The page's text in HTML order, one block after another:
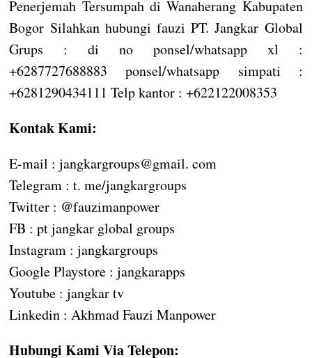
Penerjemah Tersumpah di Wanaherang Kabupaten
Bogor Silahkan hubungi fauzi PT. Jangkar Global
Grups : di no ponsel/whatsapp xl :
+6287727688883 ponsel/whatsapp simpati :
+6281290434111 Telp kantor : +622122008353
Kontak Kami:
E-mail : jangkargroups@gmail. com
Telegram : t. me/jangkargroups
Twitter : @fauzimanpower
FB : pt jangkar global groups
Instagram : jangkargroups
Google Playstore : jangkarapps
Youtube : jangkar tv
Linkedin : Akhmad Fauzi Manpower
Hubungi Kami Via Telepon: